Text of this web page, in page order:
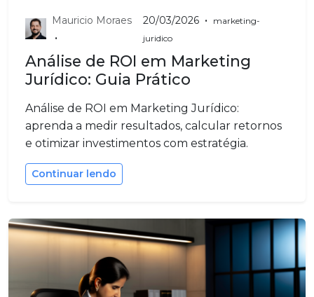
Mauricio Moraes
•
20/03/2026 •
marketing-
juridico
Análise de ROI em Marketing
Jurídico: Guia Prático
Análise de ROI em Marketing Jurídico:
aprenda a medir resultados, calcular retornos
e otimizar investimentos com estratégia.
Continuar lendo